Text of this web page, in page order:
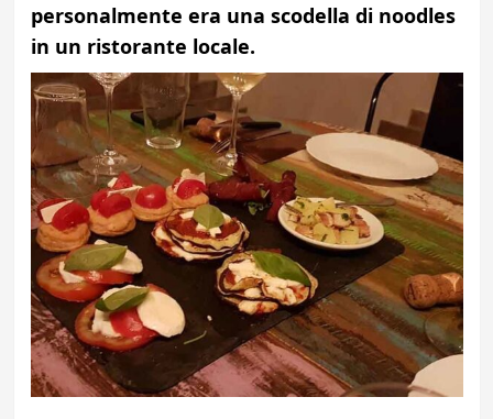
personalmente era una scodella di noodles
in un ristorante locale.